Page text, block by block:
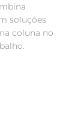
soluções
coluna no